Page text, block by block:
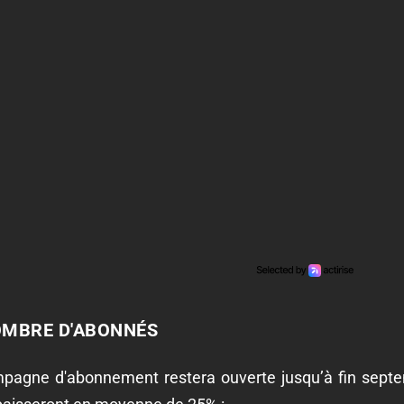
D'ABONNÉS
d'abonnement restera ouverte jusqu’à fin